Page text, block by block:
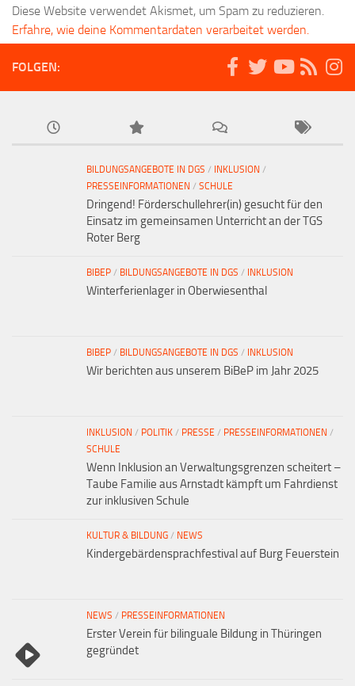
Diese Website verwendet Akismet, um Spam zu reduzieren.
Erfahre, wie deine Kommentardaten verarbeitet werden.
FOLGEN:
BILDUNGSANGEBOTE IN DGS / INKLUSION /
PRESSEINFORMATIONEN / SCHULE
Dringend! Förderschullehrer(in) gesucht für den
Einsatz im gemeinsamen Unterricht an der TGS
Roter Berg
BIBEP / BILDUNGSANGEBOTE IN DGS / INKLUSION
Winterferienlager in Oberwiesenthal
BIBEP / BILDUNGSANGEBOTE IN DGS / INKLUSION
Wir berichten aus unserem BiBeP im Jahr 2025
INKLUSION / POLITIK / PRESSE / PRESSEINFORMATIONEN /
SCHULE
Wenn Inklusion an Verwaltungsgrenzen scheitert –
Taube Familie aus Arnstadt kämpft um Fahrdienst
zur inklusiven Schule
KULTUR & BILDUNG / NEWS
Kindergebärdensprachfestival auf Burg Feuerstein
NEWS / PRESSEINFORMATIONEN
Erster Verein für bilinguale Bildung in Thüringen
gegründet